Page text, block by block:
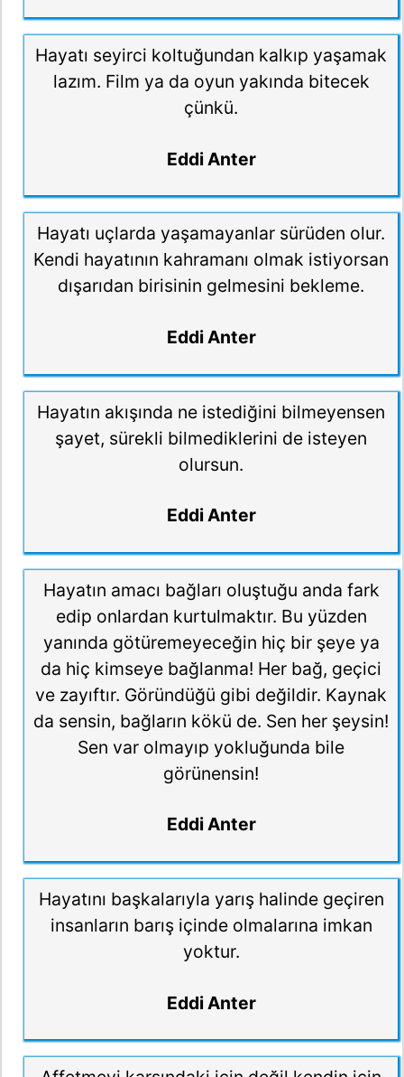
Hayatı seyirci koltuğundan kalkıp yaşamak
lazım. Film ya da oyun yakında bitecek
çünkü.
Eddi Anter
Hayatı uçlarda yaşamayanlar sürüden olur.
Kendi hayatının kahramanı olmak istiyorsan
dışarıdan birisinin gelmesini bekleme.
Eddi Anter
Hayatın akışında ne istediğini bilmeyensen
şayet, sürekli bilmediklerini de isteyen
olursun.
Eddi Anter
Hayatın amacı bağları oluştuğu anda fark
edip onlardan kurtulmaktır. Bu yüzden
yanında götüremeyeceğin hiç bir şeye ya
da hiç kimseye bağlanma! Her bağ, geçici
ve zayıftır. Göründüğü gibi değildir. Kaynak
da sensin, bağların kökü de. Sen her şeysin!
Sen var olmayıp yokluğunda bile
görünensin!
Eddi Anter
Hayatını başkalarıyla yarış halinde geçiren
insanların barış içinde olmalarına imkan
yoktur.
Eddi Anter